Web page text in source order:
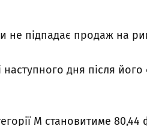
не підпадає продаж на
наступного дня після
M становитиме